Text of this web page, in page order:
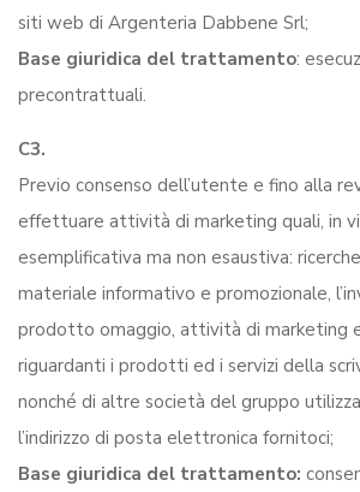
siti web di Argenteria Dabbene Srl;
Base giuridica del trattamento:
precontrattuali.
C3.
Previo consenso dell’utente e fino alla
effettuare attività di marketing quali, in
esemplificativa ma non esaustiva:
materiale informativo e promozionale,
prodotto omaggio, attività di marketing
riguardanti i prodotti ed i servizi della
nonché di altre società del gruppo
l’indirizzo di posta elettronica fornitoci;
Base giuridica del trattamento: